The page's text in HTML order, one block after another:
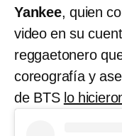
Yankee, quien
video en su
reggaetonero
coreografía y
de BTS lo